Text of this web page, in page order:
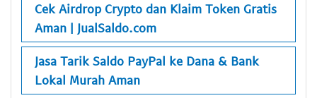
Cek Airdrop Crypto dan Klaim Token Gratis
Aman | JualSaldo.com
Jasa Tarik Saldo PayPal ke Dana & Bank
Lokal Murah Aman